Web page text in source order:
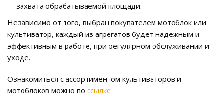
захвата обрабатываемой площади.
Независимо от того, выбран покупателем мотоблок или
культиватор, каждый из агрегатов будет надежным и
эффективным в работе, при регулярном обслуживании и
уходе.
Ознакомиться с ассортиментом культиваторов и
мотоблоков можно по ссылке